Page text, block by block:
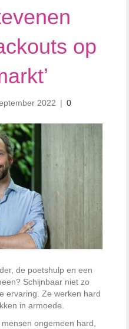
op
2022 | 0
de poetshulp en een
Schijnbaar niet zo
ervaring. Ze werken hard
in armoede.
ongemeen hard,